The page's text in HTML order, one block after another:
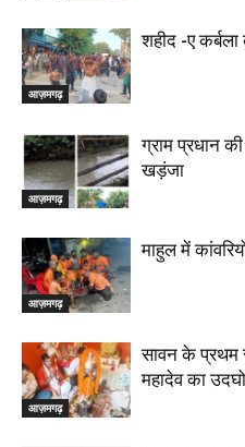
आज़मगढ़
शहीद -ए
आज़मगढ़
ग्राम प्रधान
खड़ंजा
आज़मगढ़
माहुल में
आज़मगढ़
सावन के प्रथम
महादेव का